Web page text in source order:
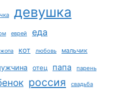
девушка
еврей еда
жопа кот любовь мальчик
отец папа парень
россия свадьба